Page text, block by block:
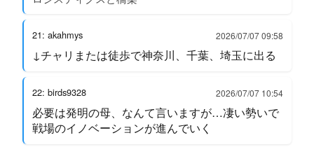
21: akahmys 2026/07/07 09:58
↓チャリまたは徒歩で神奈川、千葉、埼玉に出る
22: birds9328 2026/07/07 10:54
必要は発明の母、なんて言いますが…凄い勢いで
戦場のイノベーションが進んでいく